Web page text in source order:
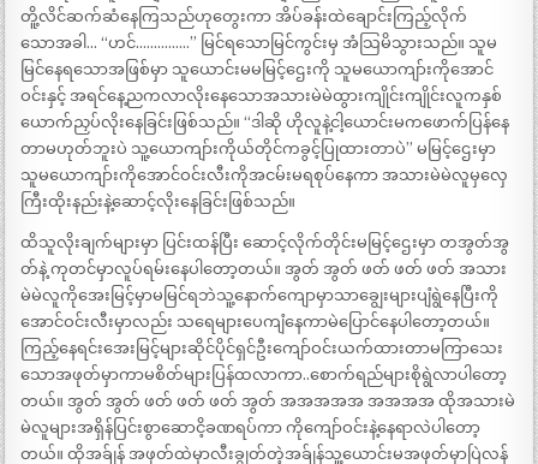
တိူ့လိင်ဆက်ဆံနေကြသည်ဟုတွေးကာ အိပ်ခန်းထဲချောင်းကြည့်လိုက်
သောအခါ… “ဟင်……………” မြင်ရသောမြင်ကွင်းမှ အံသြမိသွားသည်။ သူမ
မြင်နေရသောအဖြစ်မှာ သူယောင်းမမမြင့်ဌေးကို သူမယောကျာ်းကိုအောင်
ဝင်းနှင့် အရင်နေ့ညကလာလိုးနေသောအသားမဲမဲထွားကျိုင်းကျိုင်းလူကနှစ်
ယောက်ညှပ်လိုးနေခြင်းဖြစ်သည်။ “ဒါဆို ဟိုလူနဲ့ငါ့ယောင်းမကဖောက်ပြန်နေ
တာမဟုတ်ဘူးပဲ သူ့ယောကျာ်းကိုယ်တိုင်ကခွင့်ပြုထားတာပဲ” မမြင့်ဌေးမှာ
သူမယောကျာ်းကိုအောင်ဝင်းလီးကိုအငမ်းမရစုပ်နေကာ အသားမဲမဲလူမှလှေ
ကြီးထိုးနည်းနဲ့ဆောင့်လိုးနေခြင်းဖြစ်သည်။
ထိသူလိုးချက်များမှာ ပြင်းထန်ပြီး ဆောင့်လိုက်တိုင်းမမြင့်ဌေးမှာ တအွတ်အွ
တ်နဲ့ ကုတင်မှာလူပ်ရမ်းနေပါတော့တယ်။ အွတ် အွတ် ဖတ် ဖတ် ဖတ် အသား
မဲမဲလူကိုအေးမြင့်မှာမမြင်ရဘဲသူ့နောက်ကျောမှာသာချွေးများပျံရွဲနေပြီးကို
အောင်ဝင်းလီးမှာလည်း သရေများပေကျံနေကာမဲပြောင်နေပါတော့တယ်။
ကြည့်နေရင်းအေးမြင့်များဆိုင်ပိုင်ရှင်ဦးကျော်ဝင်းယက်ထားတာမကြာသေး
သောအဖုတ်မှာကာမစိတ်များပြန်ထလာကာ..စောက်ရည်များစိုရွဲလာပါတော့
တယ်။ အွတ် အွတ် ဖတ် ဖတ် ဖတ် အွတ် အအအအအ အအအအ ထိုအသားမဲ
မဲလူများအရှိန်ပြင်းစွာဆောငိ့ခဏရပ်ကာ ကိုကျော်ဝင်းနဲ့နေရာလဲပါတော့
တယ်။ ထိုအခ်ျန် အဖုတ်ထဲမှာလီးချွတ်တဲ့အခ်ျန်သူ့ယောင်းမအဖုတ်မှာပြဲလန်